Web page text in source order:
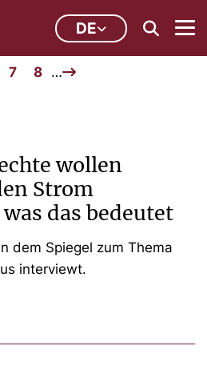
DE
7 8 …
wollen
Strom
das bedeutet
dem Spiegel zum Thema
interviewt.